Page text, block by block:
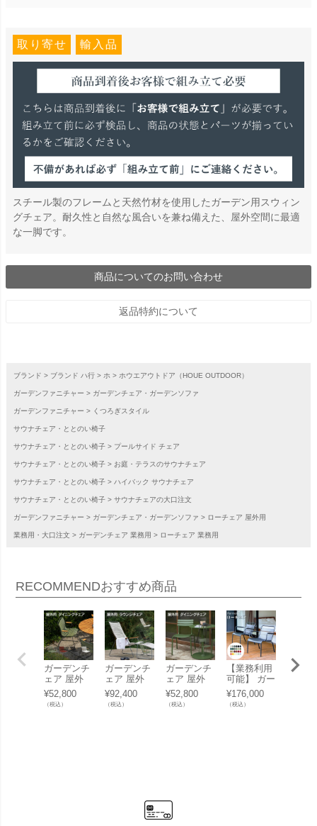
取り寄せ 輸入品
スチール製のフレームと天然竹材を使用したガーデン用スウィン
グチェア。耐久性と自然な風合いを兼ね備えた、屋外空間に最適
な一脚です。
商品についてのお問い合わせ
返品特約について
ブランド ブランド ハ行 ホ ホウエアウトドア（HOUE OUTDOOR）
ガーデンファニチャー ガーデンチェア・ガーデンソファ
ガーデンファニチャー くつろぎスタイル
サウナチェア・ととのい椅子
サウナチェア・ととのい椅子 プールサイド チェア
サウナチェア・ととのい椅子 お庭・テラスのサウナチェア
サウナチェア・ととのい椅子 ハイバック サウナチェア
サウナチェア・ととのい椅子 サウナチェアの大口注文
ガーデンファニチャー ガーデンチェア・ガーデンソファ ローチェア 屋外用
業務用・大口注文 ガーデンチェア 業務用 ローチェア 業務用
RECOMMENDおすすめ商品
ガーデンチ
ェア 屋外
「 HOUE O
UTDOOR
クリック ダ
¥52,800
（税込）
ガーデンチ
ェア 屋外
「 HOUE O
UTDOOR
クリック ラ
¥92,400
（税込）
ガーデンチ
ェア 屋外
「 HOUE O
UTDOOR
アルア ダイ
¥52,800
（税込）
【業務利用
可能】 ガー
デンチェア
屋外 「Fer
mob フェル
¥176,000
（税込）
【業